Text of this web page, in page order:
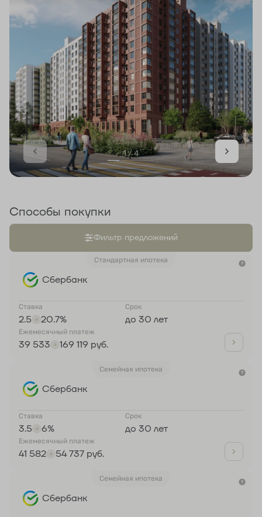
1 / 4
Способы покупки
Фильтр предложений
Стандартная ипотека
Сбербанк
Ставка
2.5 20.7%
Срок
до 30 лет
Ежемесячный платеж
39 533 169 119 руб.
Семейная ипотека
Сбербанк
Ставка
3.5 6%
Срок
до 30 лет
Ежемесячный платеж
41 582 54 737 руб.
Семейная ипотека
Сбербанк